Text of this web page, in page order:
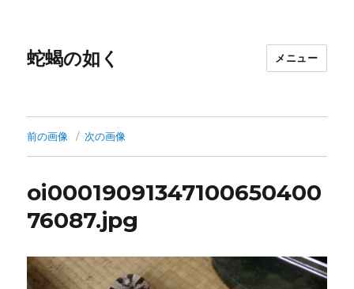
蛇蝎の如く メニュー
前の画像 次の画像
oi00019091347100650400
76087.jpg